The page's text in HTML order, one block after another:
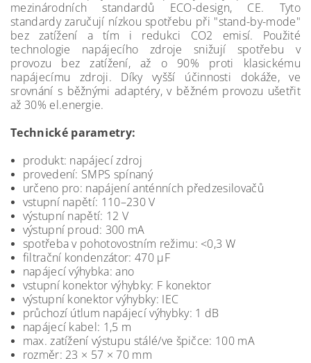
mezinárodních standardů ECO-design, CE. Tyto
standardy zaručují nízkou spotřebu při "stand-by-mode"
bez zatížení a tím i redukci CO2 emisí. Použité
technologie napájecího zdroje snižují spotřebu v
provozu bez zatížení, až o 90% proti klasickému
napájecímu zdroji. Díky vyšší účinnosti dokáže, ve
srovnání s běžnými adaptéry, v běžném provozu ušetřit
až 30% el.energie.
Technické parametry:
produkt: napájecí zdroj
provedení: SMPS spínaný
určeno pro: napájení anténních předzesilovačů
vstupní napětí: 110–230 V
výstupní napětí: 12 V
výstupní proud: 300 mA
spotřeba v pohotovostním režimu: <0,3 W
filtrační kondenzátor: 470 µF
napájecí výhybka: ano
vstupní konektor výhybky: F konektor
výstupní konektor výhybky: IEC
průchozí útlum napájecí výhybky: 1 dB
napájecí kabel: 1,5 m
max. zatížení výstupu stálé/ve špičce: 100 mA
rozměr: 23 × 57 × 70 mm